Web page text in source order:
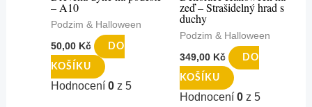
– A10
Podzim & Halloween
50,00 Kč DO
KOŠÍKU
Hodnocení 0z 5
zeď – Strašidelný hrad s
duchy
Podzim & Halloween
349,00 Kč DO
KOŠÍKU
Hodnocení 0 z 5